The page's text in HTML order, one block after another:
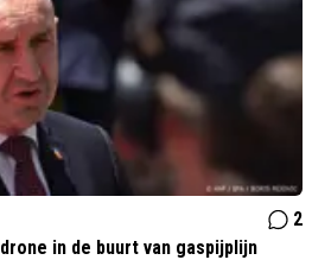
2
in de buurt van gaspijplijn